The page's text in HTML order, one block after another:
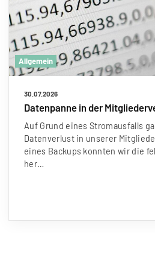
Allgemein
30.07.2026
Datenpanne in der
Auf Grund eines Stromausfalls
Datenverlust in unserer
eines Backups konnten wir die
her…